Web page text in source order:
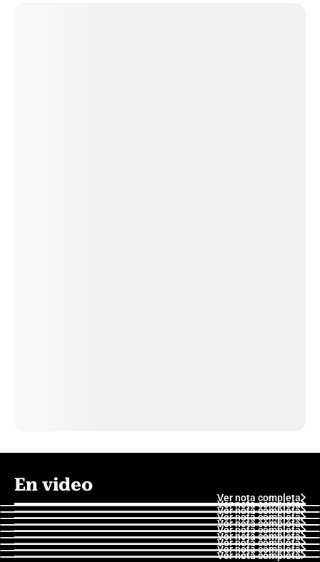
En video
Ver nota completa
Ver nota completa
Ver nota completa
Ver nota completa
Ver nota completa
Ver nota completa
Ver nota completa
Ver nota completa
Ver nota completa
Ver nota completa